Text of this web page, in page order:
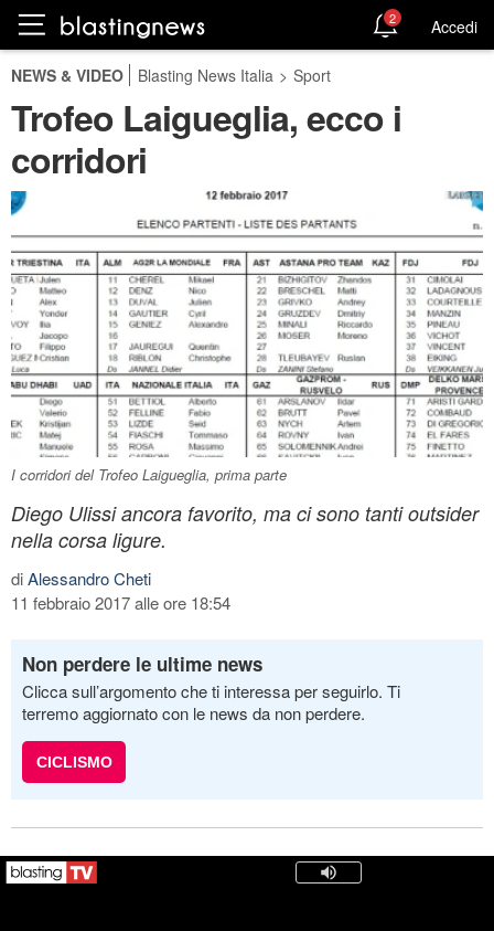
2 Accedi
NEWS & VIDEO Blasting News Italia > Sport
Trofeo Laigueglia, ecco i
corridori
I corridori del Trofeo Laigueglia, prima parte
Diego Ulissi ancora favorito, ma ci sono tanti outsider
nella corsa ligure.
diAlessandro Cheti
11 febbraio 2017 alle ore 18:54
Non perdere le ultime news
Clicca sull’argomento che ti interessa per seguirlo. Ti
terremo aggiornato con le news da non perdere.
CICLISMO